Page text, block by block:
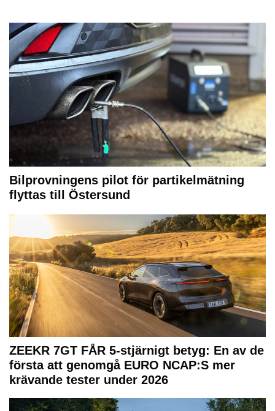
Bilprovningens pilot för partikelmätning
flyttas till Östersund
ZEEKR 7GT FÅR 5-stjärnigt betyg: En av de
första att genomgå EURO NCAP:S mer
krävande tester under 2026